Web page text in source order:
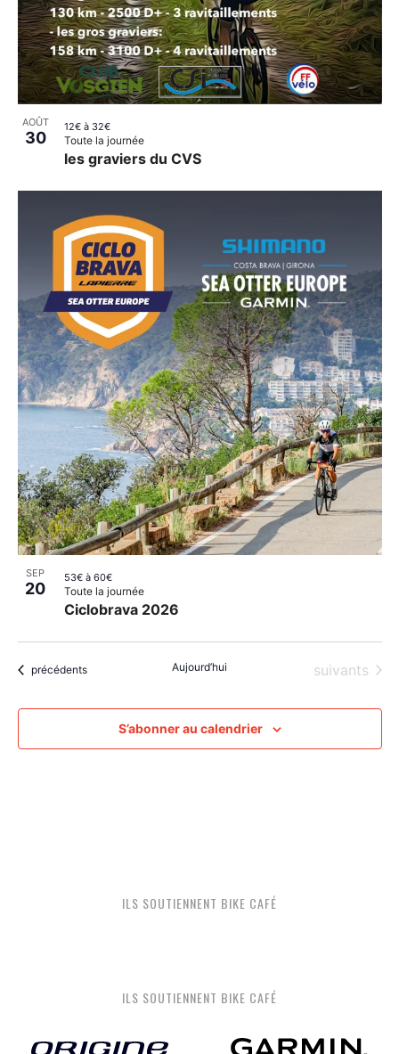
AOÛT
30
les graviers du CVS
Toute la journée
12€ à 32€
SEP
20
Ciclobrava 2026
Toute la journée
53€ à 60€
Évènements
précédents Aujourd’hui Évènements
suivants
S’abonner au calendrier